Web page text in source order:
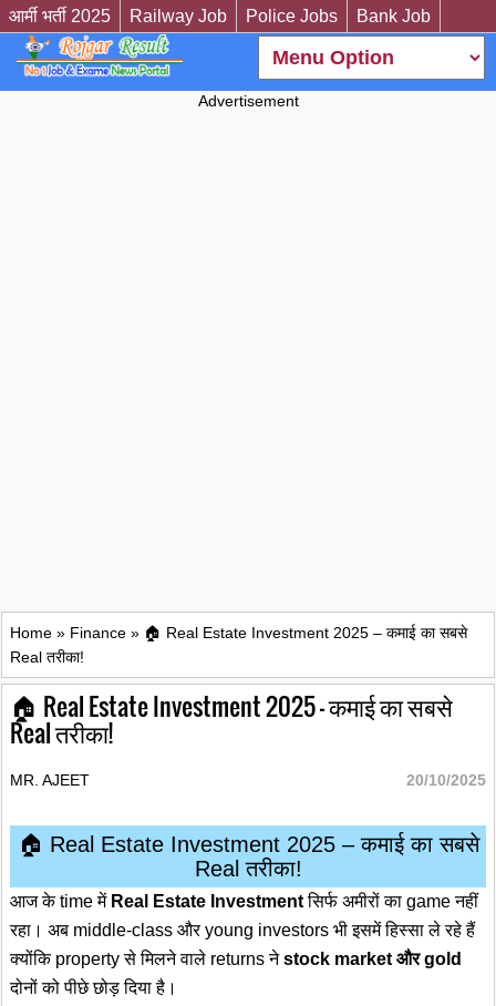
आर्मी भर्ती 2025 Railway Job Police Jobs Bank Job
Advertisement
Home » Finance » 🏠 Real Estate Investment 2025 – कमाई का सबसे
Real तरीका!
🏠 Real Estate Investment 2025 – कमाई का सबसे
Real तरीका!
MR. AJEET 20/10/2025
🏠 Real Estate Investment 2025 – कमाई का सबसे
Real तरीका!
आज के time में Real Estate Investmentसिर्फ अमीरों का game नहीं
रहा। अब middle-class और young investors भी इसमें हिस्सा ले रहे हैं
क्योंकि property से मिलने वाले returns नेstock market और gold
दोनों को पीछे छोड़ दिया है।